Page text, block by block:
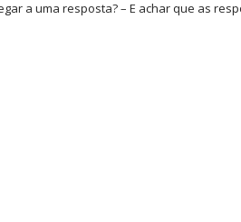
a uma resposta? – E achar que as